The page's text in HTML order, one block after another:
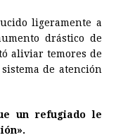
ligeramente a
drástico de
aliviar temores de
de atención
un refugiado le